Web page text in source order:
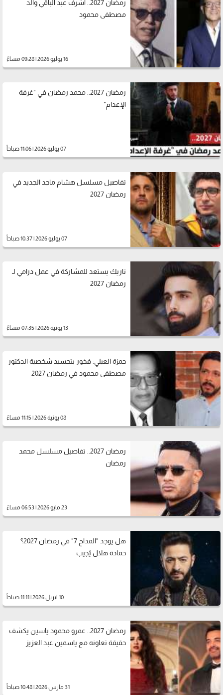
رمضان 2027.. أشرف عبد الباقي والد
مصطفى محمود
16 يوليو 2026 | 09:28 مساءً
رمضان 2027.. محمد رمضان في "غرفة
الإعدام"
07 يوليو 2026 | 11:06 صباحاً
تفاصيل مسلسل هشام ماجد الجديد في
رمضان 2027
07 يوليو 2026 | 10:37 صباحاً
ناريك يستعد للمشاركة في عمل درامي لـ
رمضان 2027
13 يونية 2026 | 07:35 مساءً
حمزة العيلي: فخور بتجسيد شخصية الدكتور
مصطفى محمود في رمضان 2027
08 يونية 2026 | 11:15 مساءً
رمضان 2027.. تفاصيل مسلسل محمد
رمضان
23 مايو 2026 | 06:53 مساءً
هل يوجد "المداح 7" في رمضان 2027؟
حمادة هلال يُجيب
10 ابريل 2026 | 11:11 صباحاً
رمضان 2027.. عمرو محمود ياسين يكشف
حقيقة تعاونه مع ياسمين عبد العزيز
31 مارس 2026 | 10:48 صباحاً